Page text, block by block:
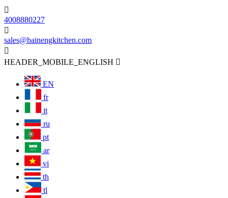

4008880227

sales@bainengkitchen.com

HEADER_MOBILE_ENGLISH 
EN
fr
it
ru
pt
ar
vi
th
tl